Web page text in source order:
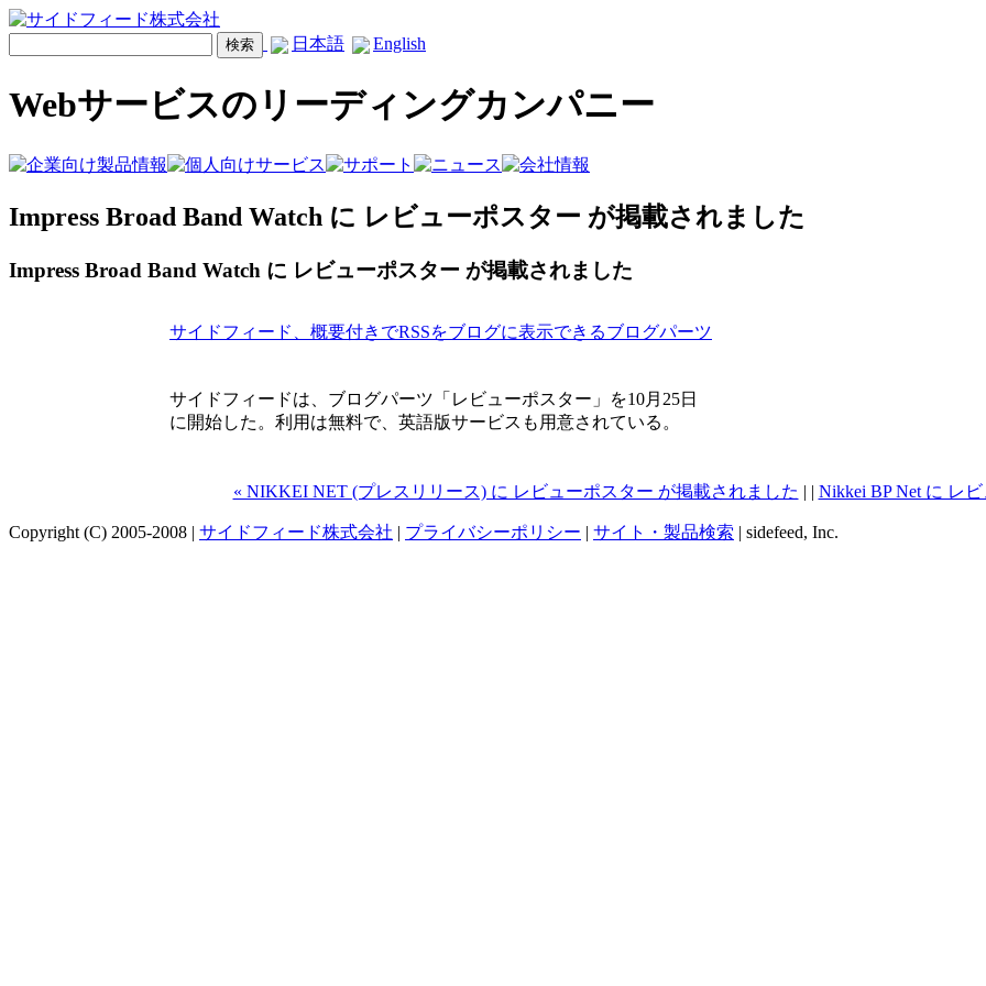
日本語 English
Webサービスのリーディングカンパニー
Impress Broad Band Watch に レビューポスター が掲載されました
Impress Broad Band Watch に レビューポスター が掲載されました
サイドフィード、概要付きでRSSをブログに表示できるブログパーツ
サイドフィードは、ブログパーツ「レビューポスター」を10月25日
に開始した。利用は無料で、英語版サービスも用意されている。
« NIKKEI NET (プレスリリース) に レビューポスター が掲載されました | | Nikkei BP Net に レ
Copyright (C) 2005-2008 | サイドフィード株式会社 | プライバシーポリシー | サイト・製品検索 | sidefeed, Inc.